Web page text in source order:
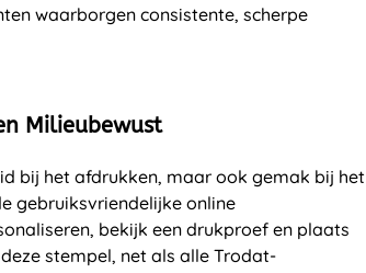
waarborgen consistente, scherpe
Milieubewust
bij het afdrukken, maar ook gemak bij het
gebruiksvriendelijke online
bekijk een drukproef en plaats
stempel, net als alle Trodat-